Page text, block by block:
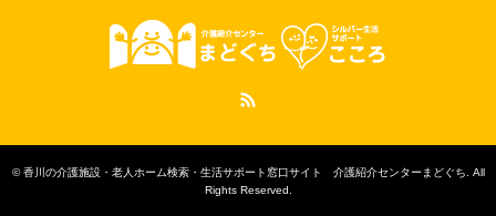
©香川の介護施設・老人ホーム検索・生活サポート窓口サイト 介護紹介センターまどぐち . All
Rights Reserved.